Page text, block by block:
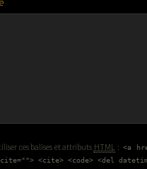
ces balises et attributs HTML : <a
<cite> <code> <del